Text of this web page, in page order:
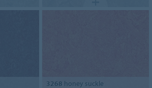
3268 honey suckle